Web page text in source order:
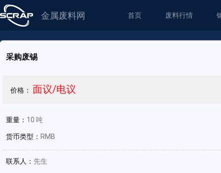
金属废料网 首页 废料行情
采购废锡
价格： 面议/电议
重量： 10 吨
货币类型： RMB
联系人： 先生